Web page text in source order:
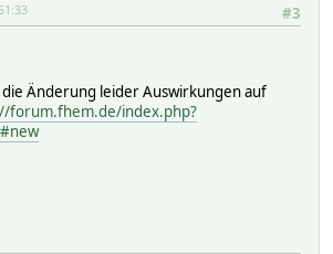
#3
die Änderung leider Auswirkungen auf
forum.fhem.de/index.php?